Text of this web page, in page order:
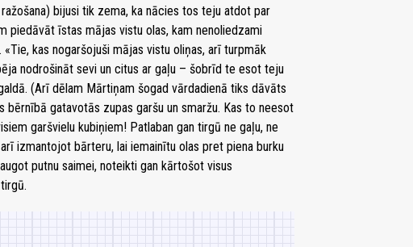
bijusi tik zema, ka nācies tos teju atdot par
piedāvāt īstas mājas vistu olas, kam nenoliedzami
kas nogaršojuši mājas vistu oliņas, arī turpmāk
nodrošināt sevi un citus ar gaļu – šobrīd te esot teju
(Arī dēlam Mārtiņam šogad vārdadienā tiks dāvāts
gatavotās zupas garšu un smaržu. Kas to neesot
garšvielu kubiņiem! Patlaban gan tirgū ne gaļu, ne
izmantojot bārteru, lai iemainītu olas pret piena burku
putnu saimei, noteikti gan kārtošot visus